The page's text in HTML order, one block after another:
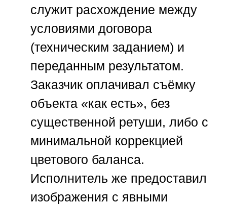
служит расхождение между
условиями договора
(техническим заданием) и
переданным результатом.
Заказчик оплачивал съёмку
объекта «как есть», без
существенной ретуши, либо с
минимальной коррекцией
цветового баланса.
Исполнитель же предоставил
изображения с явными